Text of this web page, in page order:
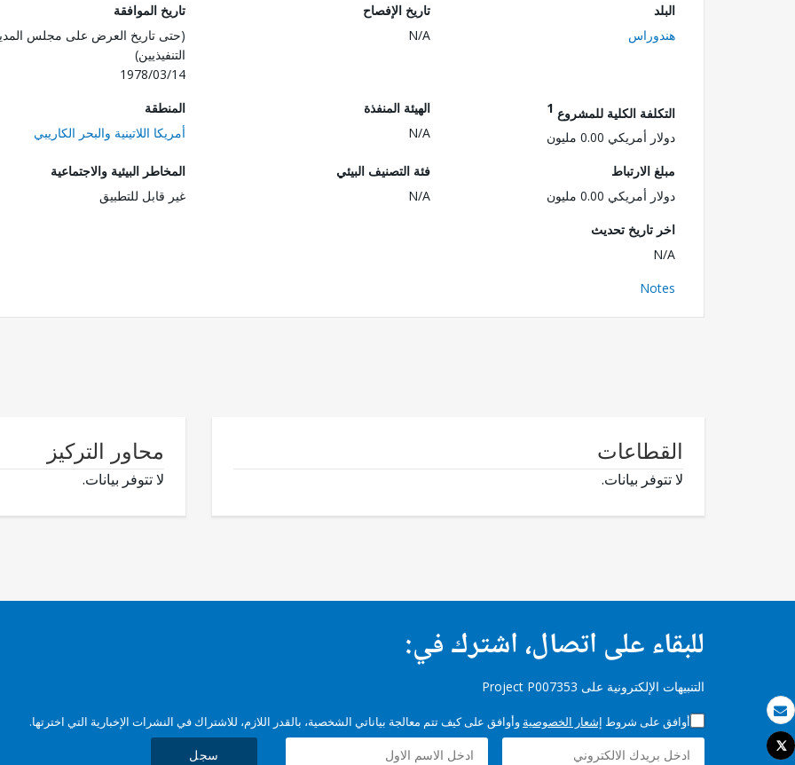
بريد الكتروني
طباعة
Tweet
البلد
هندوراس
تاريخ الإفصاح
N/A
تاريخ الموافقة
(حتى تاريخ العرض على مجلس
التنفيذيين)
1978/03/14
التكلفة الكلية للمشروع 1
دولار أمريكي 0.00 مليون
الهيئة المنفذة
N/A
المنطقة
أمريكا اللاتينية والبحر الكاريبي
مبلغ الارتباط
دولار أمريكي 0.00 مليون
فئة التصنيف البيئي
N/A
المخاطر البيئية والاجتماعية
غير قابل للتطبيق
اخر تاريخ تحديث
N/A
Notes
القطاعات
لا تتوفر بيانات.
محاور التركيز
لا تتوفر بيانات.
للبقاء على اتصال، اشترك في:
التنبيهات الإلكترونية على Project P007353
أوافق على شروط إشعار الخصوصية وأوافق على كيف تتم معالجة بياناتي الشخصية، بالقدر اللازم، للاشتراك في النشرات الإخبارية التي اخترتها.
سجل